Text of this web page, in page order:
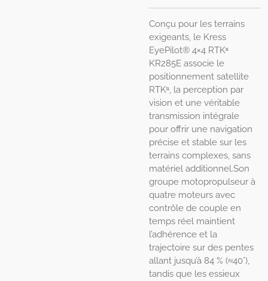
Conçu pour les terrains
exigeants, le Kress
EyePilot® 4×4 RTKⁿ
KR285E associe le
positionnement satellite
RTKⁿ, la perception par
vision et une véritable
transmission intégrale
pour offrir une navigation
précise et stable sur les
terrains complexes, sans
matériel additionnel.Son
groupe motopropulseur à
quatre moteurs avec
contrôle de couple en
temps réel maintient
l’adhérence et la
trajectoire sur des pentes
allant jusqu’à 84 % (≈40°),
tandis que les essieux